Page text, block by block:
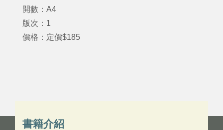
開數：A4
版次：1
價格：定價$185
書籍介紹